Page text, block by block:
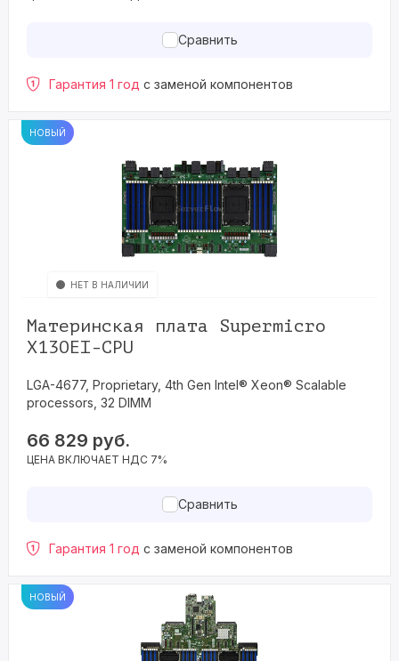
Сравнить
Гарантия 1 год с заменой компонентов
НОВЫЙ
НЕТ В НАЛИЧИИ
Материнская плата Supermicro
X13OEI-CPU
LGA-4677, Proprietary, 4th Gen Intel® Xeon® Scalable
processors, 32 DIMM
66 829 руб.
ЦЕНА ВКЛЮЧАЕТ НДС 7%
Сравнить
Гарантия 1 год с заменой компонентов
НОВЫЙ